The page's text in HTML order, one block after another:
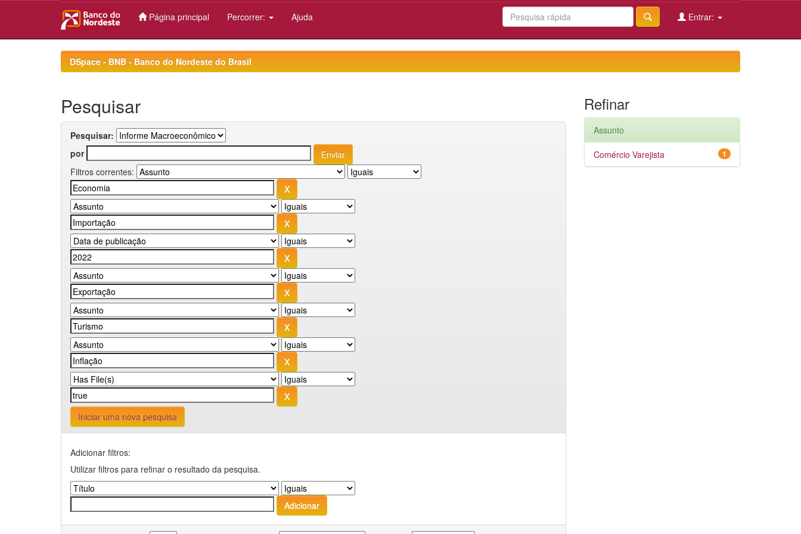
Página principal Percorrer: Ajuda Entrar:
DSpace - BNB - Banco do Nordeste do Brasil
Pesquisar
Pesquisar:
por
Filtros correntes:
Iniciar uma nova pesquisa
Adicionar filtros:
Utilizar filtros para refinar o resultado da pesquisa.
Refinar
Assunto
1
Comércio Varejista